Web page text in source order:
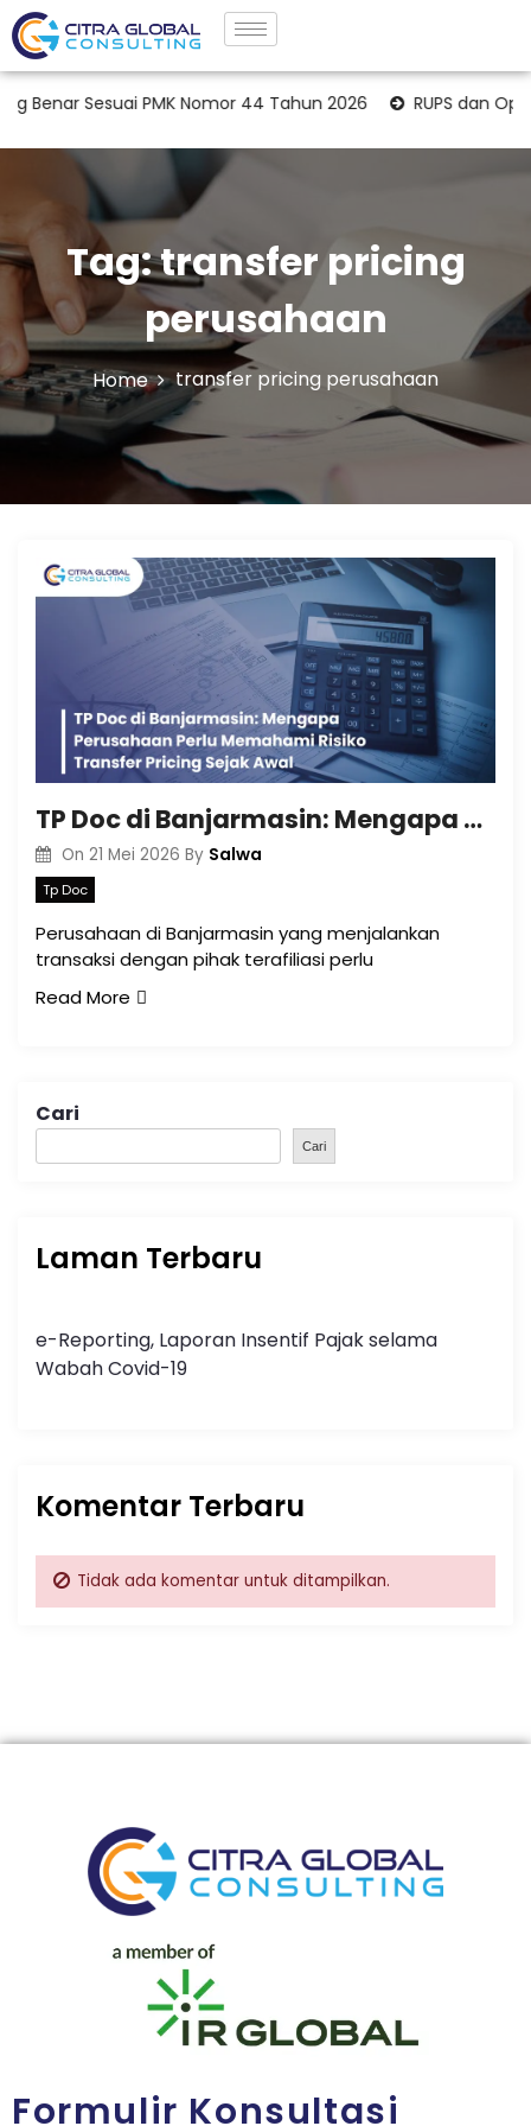
Sesuai PMK Nomor 44 Tahun 2026 RUPS dan Opini
Tag:transfer pricing
perusahaan
Home transfer pricing perusahaan
TP Doc di Banjarmasin: Mengapa Perusahaan Perlu Memahami Risiko Transfer Pricing Sejak Awal
On 21 Mei 2026 By Salwa
Tp Doc
Perusahaan di Banjarmasin yang menjalankan
transaksi dengan pihak terafiliasi perlu
Read More
Cari
Cari
Laman Terbaru
e-Reporting, Laporan Insentif Pajak selama
Wabah Covid-19
Komentar Terbaru
Tidak ada komentar untuk ditampilkan.
Formulir Konsultasi